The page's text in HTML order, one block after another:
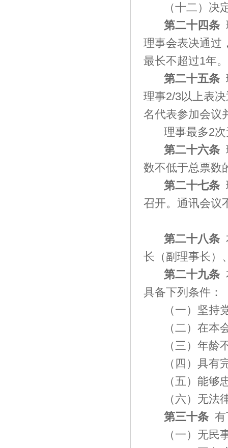
（十二）决
第二十四条
理事会表决通过
最长不超过1年
第二十五条
理事2/3以上表
名代表参加会议
理事最多2
第二十六条
数不低于总票数
第二十七条
召开。通讯会议
第二十八条
长（副理事长）
第二十九条
具备下列条件：
（一）坚
（二）在
（三）年龄
（四）具有
（五）能
（六）无
第三十条
（一）无